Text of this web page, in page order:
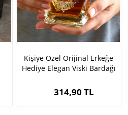
Kişiye Özel Orijinal Erkeğe
Hediye Elegan Viski Bardağı
314,90 TL